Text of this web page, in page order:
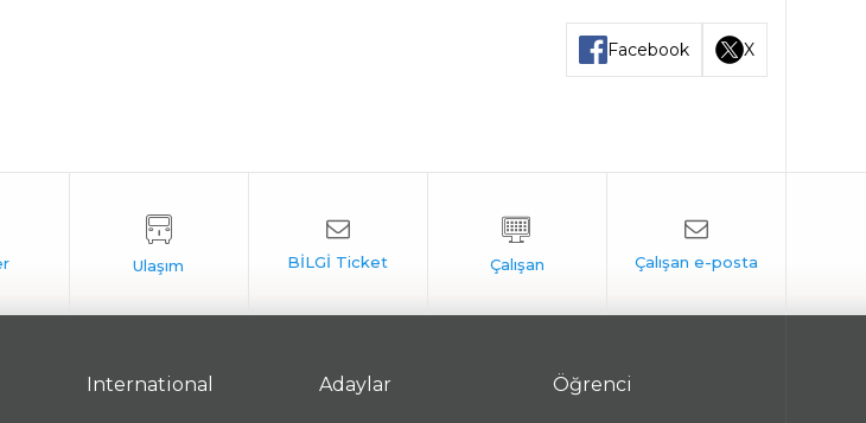
Facebook X
International Adaylar Öğrenci